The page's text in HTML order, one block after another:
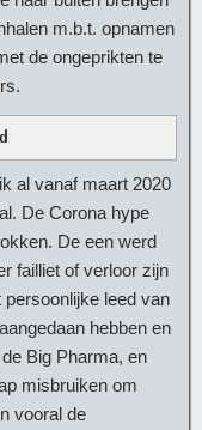
m.b.t. opnamen
de ongeprikten te
al vanaf maart 2020
De Corona hype
De een werd
failliet of verloor zijn
leed van
hebben en
Big Pharma, en
misbruiken om
vooral de